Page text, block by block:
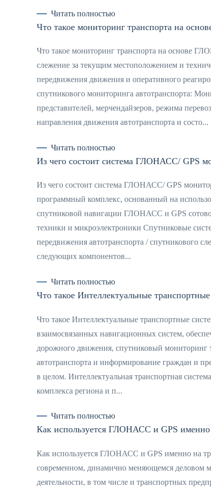
Читать полностью
Что такое мониторинг транспорта на
Что такое мониторинг транспорта на основе
слежение за текущим местоположением и
передвижения движения и оперативного
спутникового мониторинга автотранспорта:
представителей, мерчендайзеров, режима
направления движения автотранспорта и состо...
Читать полностью
Из чего состоит система ГЛОНАСС/ GPS
Из чего состоит система ГЛОНАСС/ GPS
программный комплекс, основанный на
спутниковой навигации ГЛОНАСС и GPS
техники и микроэлектроники Спутниковые
передвижения автотранспорта / спутникового
следующих компонентов...
Читать полностью
Что такое Интеллектуальные
Что такое Интеллектуальные транспортные
взаимосвязанных навигационных систем,
дорожного движения, спутниковый мониторинг
автотранспорта и информирование граждан и
в целом. Интеллектуальная транспортная
комплекса региона и п...
Читать полностью
Как используется ГЛОНАСС и GPS именно
Как используется ГЛОНАСС и GPS именно на
современном, динамично меняющемся деловом
деятельности, в том числе и транспортных